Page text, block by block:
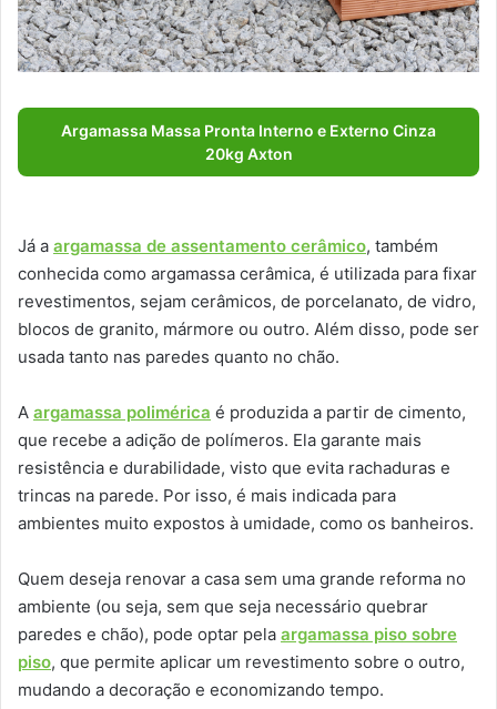
Argamassa Massa Pronta Interno e Externo Cinza
20kg Axton
Já a argamassa de assentamento cerâmico, também
conhecida como argamassa cerâmica, é utilizada para fixar
revestimentos, sejam cerâmicos, de porcelanato, de vidro,
blocos de granito, mármore ou outro. Além disso, pode ser
usada tanto nas paredes quanto no chão.
A argamassa polimérica é produzida a partir de cimento,
que recebe a adição de polímeros. Ela garante mais
resistência e durabilidade, visto que evita rachaduras e
trincas na parede. Por isso, é mais indicada para
ambientes muito expostos à umidade, como os banheiros.
Quem deseja renovar a casa sem uma grande reforma no
ambiente (ou seja, sem que seja necessário quebrar
paredes e chão), pode optar pela argamassa piso sobre
piso, que permite aplicar um revestimento sobre o outro,
mudando a decoração e economizando tempo.